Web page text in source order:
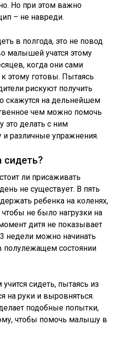
Но при этом важно
– не навреди.
в полгода, это не повод
малышей учатся этому
когда они сами
этому готовы. Пытаясь
рискуют получить
скажутся на дельнейшем
чем можно помочь
это делать с ним
различные упражнения.
сидеть?
ли присаживать
не существует. В пять
ребенка на коленях,
не было нагрузки на
дитя не показывает
недели можно начинать
полулежащем состоянии
сидеть, пытаясь из
на руки и выровняться.
подобные попытки,
чтобы помочь малышу в